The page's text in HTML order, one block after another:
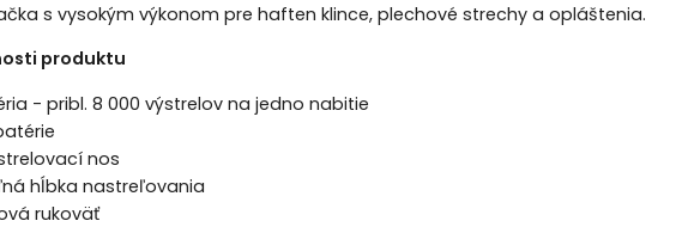
s vysokým výkonom pre haften klince, plechové strechy a opláštenia.
produktu
- pribl. 8 000 výstrelov na jedno nabitie
nos
hĺbka nastreľovania
rukoväť